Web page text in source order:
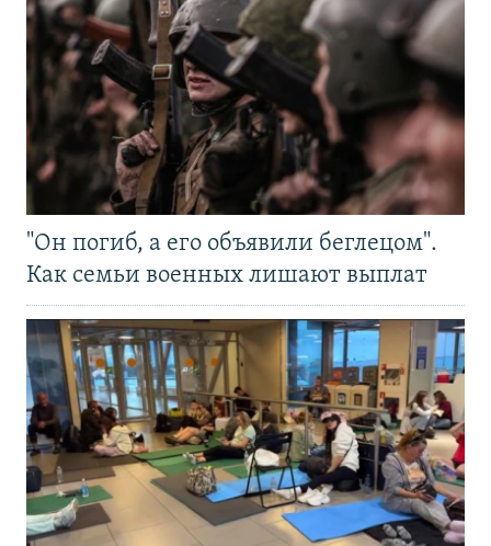
"Он погиб, а его объявили беглецом".
Как семьи военных лишают выплат